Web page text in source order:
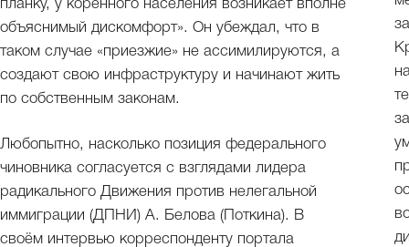
планку, у коренного населения возникает вполне
объяснимый дискомфорт». Он убеждал, что в
таком случае «приезжие» не ассимилируются, а
создают свою инфраструктуру и начинают жить
по собственным законам.
Любопытно, насколько позиция федерального
чиновника согласуется с взглядами лидера
радикального Движения против нелегальной
иммиграции (ДПНИ) А. Белова (Поткина). В
своём интервью корреспонденту портала